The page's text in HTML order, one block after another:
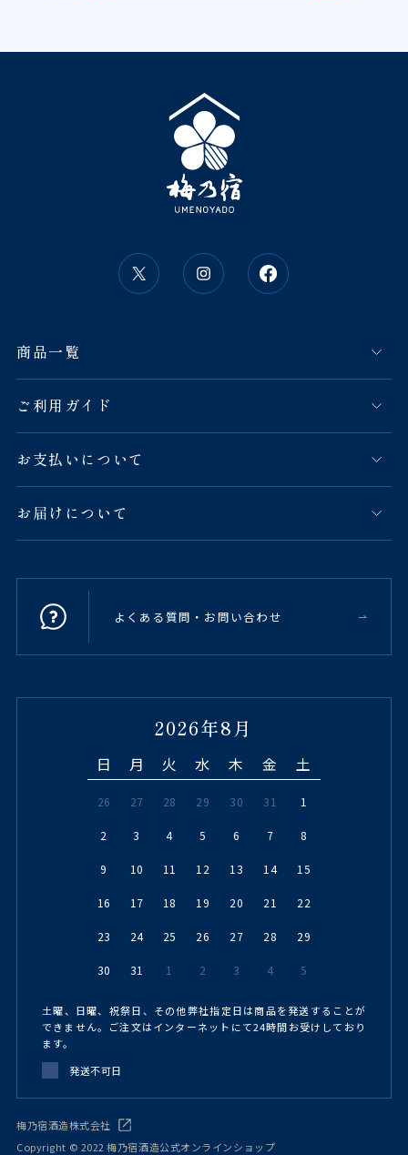
商品一覧
ご利用ガイド
お支払いについて
お届けについて
よくある質問・お問い合わせ
2026年8月
日 月 火 水 木 金 土
26 27 28 29 30 31 1
2 3 4 5 6 7 8
9 10 11 12 13 14 15
16 17 18 19 20 21 22
23 24 25 26 27 28 29
30 31 1 2 3 4 5
土曜、日曜、祝祭日、その他弊社指定日は商品を発送することが
できません。ご注文はインターネットにて24時間お受けしており
ます。
発送不可日
梅乃宿酒造株式会社
Copyright © 2022 梅乃宿酒造公式オンラインショップ